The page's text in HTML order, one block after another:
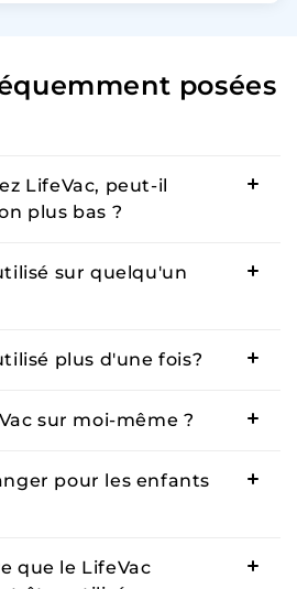
posées
LifeVac, peut-il
plus bas ?
sur quelqu'un
plus d'une fois?
sur moi-même ?
pour les enfants
que le LifeVac